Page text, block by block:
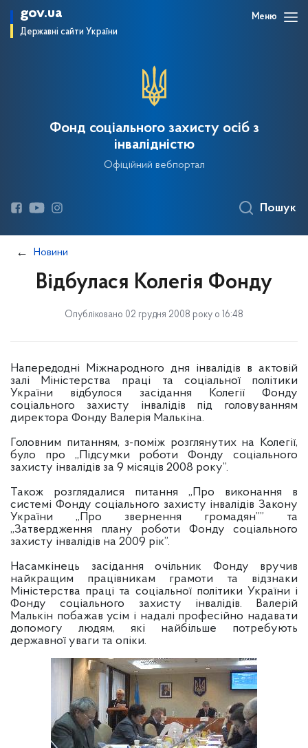
gov.ua
Державні сайти України
Меню
Фонд соціального захисту осіб з
інвалідністю
Офіційний вебпортал
Пошук
Новини
Відбулася Колегія Фонду
Опубліковано 02 грудня 2008 року о 16:48
Напередодні Міжнародного дня інвалідів в актовій
залі Міністерства праці та соціальної політики
України відбулося засідання Колегії Фонду
соціального захисту інвалідів під головуванням
директора Фонду Валерія Малькіна.
Головним питанням, з-поміж розглянутих на Колегії,
було про „Підсумки роботи Фонду соціального
захисту інвалідів за 9 місяців 2008 року”.
Також розглядалися питання „Про виконання в
системі Фонду соціального захисту інвалідів Закону
України „Про звернення громадян”” та
„Затвердження плану роботи Фонду соціального
захисту інвалідів на 2009 рік”.
Насамкінець засідання очільник Фонду вручив
найкращим працівникам грамоти та відзнаки
Міністерства праці та соціальної політики України і
Фонду соціального захисту інвалідів. Валерій
Малькін побажав усім і надалі професійно надавати
допомогу людям, які найбільше потребують
державної уваги та опіки.